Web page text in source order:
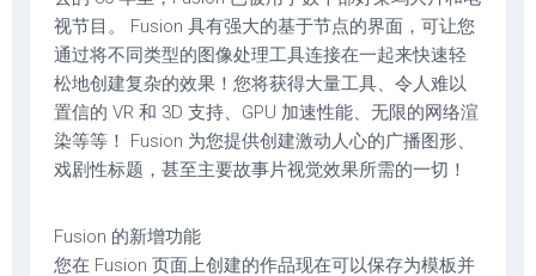
视节目。 Fusion 具有强大的基于节点的界面，可让您
通过将不同类型的图像处理工具连接在一起来快速轻
松地创建复杂的效果！您将获得大量工具、令人难以
置信的 VR 和 3D 支持、GPU 加速性能、无限的网络渲
染等等！ Fusion 为您提供创建激动人心的广播图形、
戏剧性标题，甚至主要故事片视觉效果所需的一切！
Fusion 的新增功能
您在 Fusion 页面上创建的作品现在可以保存为模板并